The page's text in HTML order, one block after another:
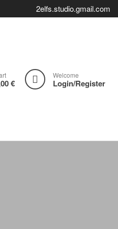
2elfs.studio.gmail.com
€
Welcome
Login/Register